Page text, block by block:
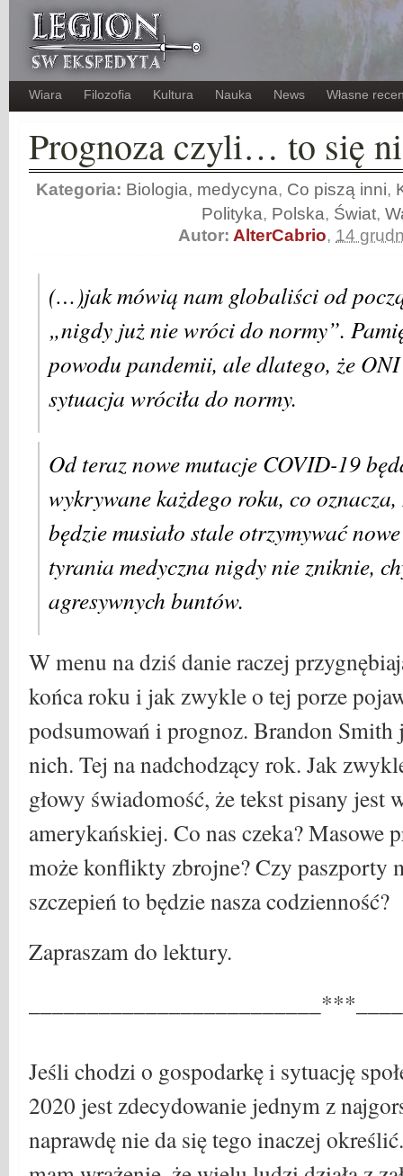
Wiara Filozofia Kultura Nauka News Własne
Prognoza czyli… to się
Kategoria: Biologia, medycyna, Co piszą inni,
Polityka, Polska, Świat,
Autor: AlterCabrio, 14
(…)jak mówią nam globaliści od
„nigdy już nie wróci do normy”.
powodu pandemii, ale dlatego, że
sytuacja wróciła do normy.
Od teraz nowe mutacje COVID-19
wykrywane każdego roku, co oznacza,
będzie musiało stale otrzymywać
tyrania medyczna nigdy nie zniknie,
agresywnych buntów.
W menu na dziś danie raczej
końca roku i jak zwykle o tej porze
podsumowań i prognoz. Brandon Smith
nich. Tej na nadchodzący rok. Jak
głowy świadomość, że tekst pisany jest
amerykańskiej. Co nas czeka? Masowe
może konflikty zbrojne? Czy paszporty
szczepień to będzie nasza codzienność?
Zapraszam do lektury.
Jeśli chodzi o gospodarkę i sytuację
2020 jest zdecydowanie jednym z
naprawdę nie da się tego inaczej